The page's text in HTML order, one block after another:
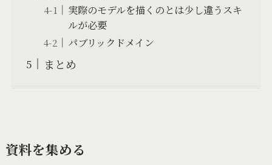
実際のモデルを描くのとは少し違うスキ
ルが必要
パブリックドメイン
まとめ
資料を集める